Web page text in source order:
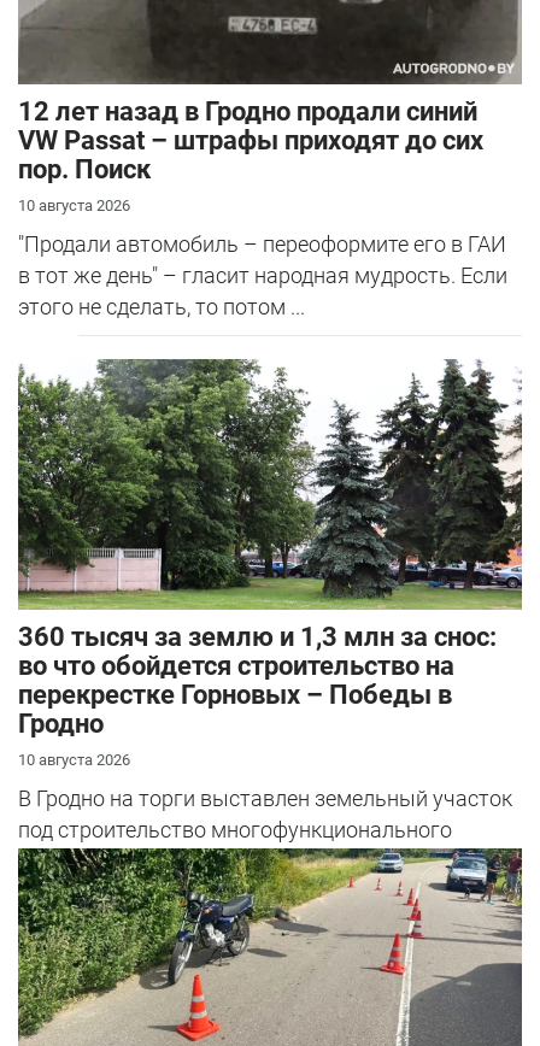
12 лет назад в Гродно продали синий
VW Passat – штрафы приходят до сих
пор. Поиск
10 августа 2026
"Продали автомобиль – переоформите его в ГАИ
в тот же день" – гласит народная мудрость. Если
этого не сделать, то потом ...
360 тысяч за землю и 1,3 млн за снос:
во что обойдется строительство на
перекрестке Горновых – Победы в
Гродно
10 августа 2026
В Гродно на торги выставлен земельный участок
под строительство многофункционального
общественного центра – прямо на пер...